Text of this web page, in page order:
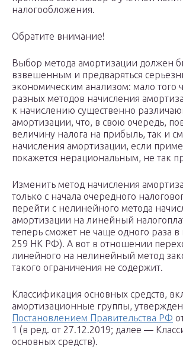
налогообложения.
Обратите внимание!
Выбор метода амортизации должен
взвешенным и предваряться
экономическим анализом: мало того
разных методов начисления
к начислению существенно
амортизации, что, в свою очередь,
величину налога на прибыль, так и
начисления амортизации, если
покажется нерациональным, не так
Изменить метод начисления
только с начала очередного
перейти с нелинейного метода
амортизации на линейный
теперь сможет не чаще одного раза в
259 НК РФ). А вот в отношении
линейного на нелинейный метод
такого ограничения не содержит.
Классификация основных средств,
амортизационные группы,
Постановлением Правительства РФ
1 (в ред. от 27.12.2019; далее —
основных средств).